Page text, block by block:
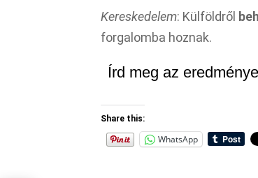
Kereskedelem: Külföldről
forgalomba hoznak.
Írd meg az
Share this:
WhatsApp